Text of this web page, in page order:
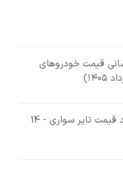
قیمت خودروهای
🔴افزایش شدید قیمت تایر سواری - 14